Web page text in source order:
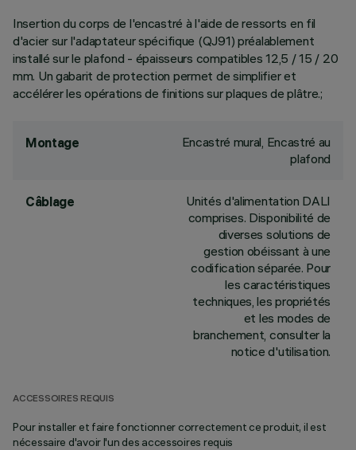
Insertion du corps de l'encastré à l'aide de ressorts en fil
d'acier sur l'adaptateur spécifique (QJ91) préalablement
installé sur le plafond - épaisseurs compatibles 12,5 / 15 / 20
mm. Un gabarit de protection permet de simplifier et
accélérer les opérations de finitions sur plaques de plâtre.;
Montage
Encastré mural, Encastré au
plafond
Câblage
Unités d'alimentation DALI
comprises. Disponibilité de
diverses solutions de
gestion obéissant à une
codification séparée. Pour
les caractéristiques
techniques, les propriétés
et les modes de
branchement, consulter la
notice d'utilisation.
ACCESSOIRES REQUIS
Pour installer et faire fonctionner correctement ce produit, il est
nécessaire d'avoir l'un des accessoires requis